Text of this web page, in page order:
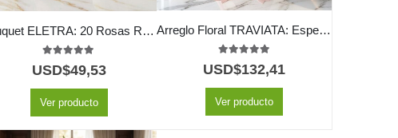
Bouquet ELETRA: 20 Rosas Rojas y Rosadas para Expresar tu Amor 🌹
out of 5
USD$49,53
Ver producto
Arreglo Floral TRAVIATA: Espectacular Ramo de 60 Rosas Fucsia y Rosadas 💝
5.00out of 5
USD$132,41
Ver producto